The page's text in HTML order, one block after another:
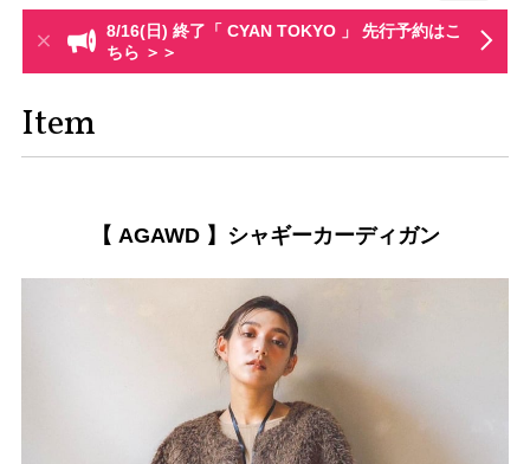
8/16(日) 終了「 CYAN TOKYO 」 先行予約はこ
ちら ＞＞
Item
【 AGAWD 】シャギーカーディガン